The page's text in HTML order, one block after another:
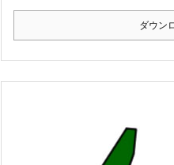
ダウン